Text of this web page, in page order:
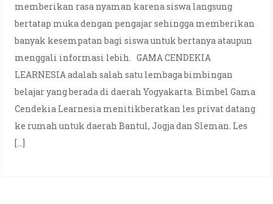
memberikan rasa nyaman karena siswa langsung
bertatap muka dengan pengajar sehingga memberikan
banyak kesempatan bagi siswa untuk bertanya ataupun
menggali informasi lebih. GAMA CENDEKIA
LEARNESIA adalah salah satu lembaga bimbingan
belajar yang berada di daerah Yogyakarta. Bimbel Gama
Cendekia Learnesia menitikberatkan les privat datang
ke rumah untuk daerah Bantul, Jogja dan Sleman. Les
[…]